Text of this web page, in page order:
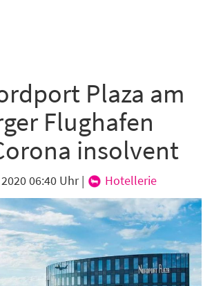
Plaza am
Flughafen
insolvent
06:40 Uhr| Hotellerie
Newsletter erhalten
(gegen 8.30 Uhr)